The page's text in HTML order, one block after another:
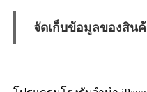
จัดเก็บข้อมูลของสิน